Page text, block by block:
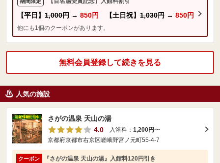
【平日】 1,000円 → 850円 【土日祝】 1,030円 → 850円
他にも1個のクーポンがあります。
無料会員登録して続きを見る
人気の施設
さがの温泉 天山の湯
4.0
入浴料： 1,200円〜
京都府京都市右京区嵯峨野宮ノ元町55-4-7
クーポン 『さがの温泉 天山の湯』入館料120円引き